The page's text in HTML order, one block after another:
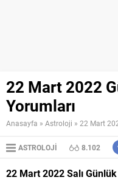
22 Mart 2022
Yorumları
Anasayfa » Astroloji » 22 Mart
ASTROLOJI 8.102
22 Mart 2022 Salı